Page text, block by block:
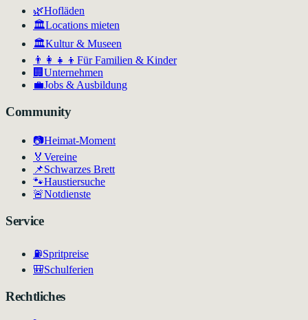
🌿Hofläden
🏛️Locations mieten
🏛Kultur & Museen
👨‍👩‍👧‍👦 Für Familien & Kinder
🏢 Unternehmen
💼Jobs & Ausbildung
Community
📷Heimat-Moment
🏅 Vereine
📌Schwarzes Brett
🐾Haustiersuche
🚨Notdienste
Service
⛽Spritpreise
🎒Schulferien
Rechtliches